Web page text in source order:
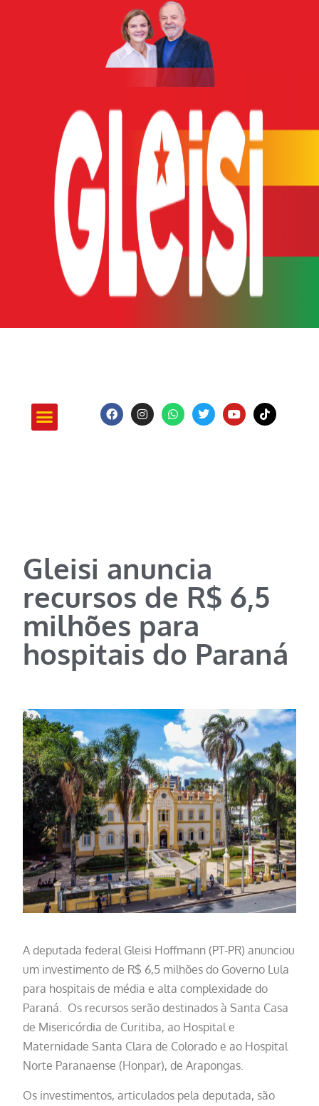
Gleisi anuncia
recursos de R$ 6,5
milhões para
hospitais do Paraná
A deputada federal Gleisi Hoffmann (PT-PR) anunciou
um investimento de R$ 6,5 milhões do Governo Lula
para hospitais de média e alta complexidade do
Paraná. Os recursos serão destinados à Santa Casa
de Misericórdia de Curitiba, ao Hospital e
Maternidade Santa Clara de Colorado e ao Hospital
Norte Paranaense (Honpar), de Arapongas.
Os investimentos, articulados pela deputada, são